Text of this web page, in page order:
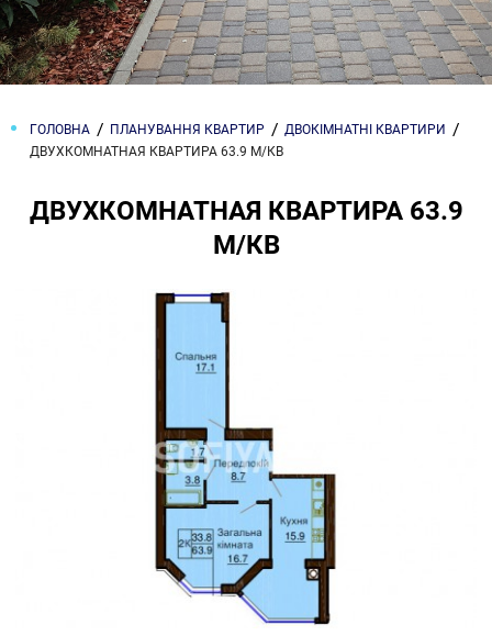
ГОЛОВНА ПЛАНУВАННЯ КВАРТИР
ДВОКІМНАТНІ КВАРТИРИ
ДВУХКОМНАТНАЯ КВАРТИРА 63.9 М/КВ
ДВУХКОМНАТНАЯ КВАРТИРА 63.9
М/КВ